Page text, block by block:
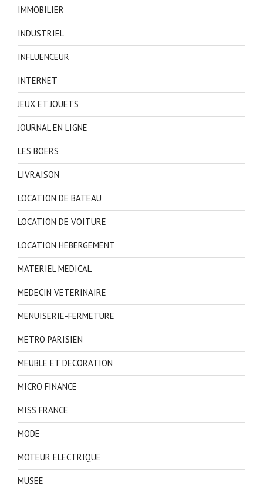
IMMOBILIER
INDUSTRIEL
INFLUENCEUR
INTERNET
JEUX ET JOUETS
JOURNAL EN LIGNE
LES BOERS
LIVRAISON
LOCATION DE BATEAU
LOCATION DE VOITURE
LOCATION HEBERGEMENT
MATERIEL MEDICAL
MEDECIN VETERINAIRE
MENUISERIE-FERMETURE
METRO PARISIEN
MEUBLE ET DECORATION
MICRO FINANCE
MISS FRANCE
MODE
MOTEUR ELECTRIQUE
MUSEE